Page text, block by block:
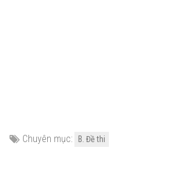
Chuyên mục: B. Đề thi